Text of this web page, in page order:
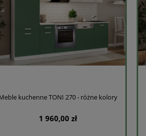
kuchenne TONI 270 - różne kolory
1 960,00 zł